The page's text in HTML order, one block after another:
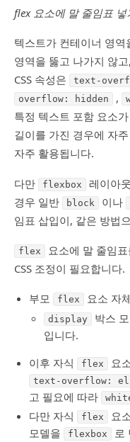
flex 요소에 말 줄임표 넣
텍스트가 컨테이너 영
영역을 뚫고 나가지 않
CSS 속성은
text-
overflow: hidden ,
특정 텍스트 포함 요소
길이를 가진 경우에 자
자주 활용됩니다.
다만 flexbox
레이아
경우 일반
block 이나
임표 삽입이, 같은 방법
flex
요소에 말 줄임
CSS 조정이 필요합니다.
부모 flex 요소 자
display 박스
입니다.
이후 자식
flex 요
text-overflow:
고 필요에 따라
다만 자식
flex 요
모델을
flexbox
로